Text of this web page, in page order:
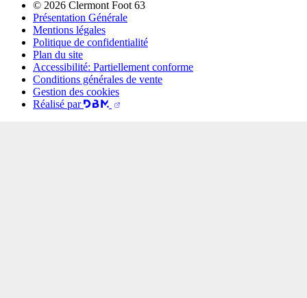
© 2026 Clermont Foot 63
Présentation Générale
Mentions légales
Politique de confidentialité
Plan du site
Accessibilité: Partiellement conforme
Conditions générales de vente
Gestion des cookies
Réalisé par